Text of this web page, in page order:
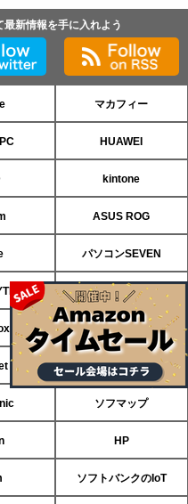
新情報を手に入れよう
マカフィー
HUAWEI
kintone
ASUS ROG
パソコンSEVEN
ASRock
CData
ASUS
ソフマップ
HP
ソフトバンクのIoT